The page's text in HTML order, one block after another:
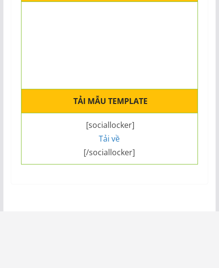
TẢI MẪU TEMPLATE
[sociallocker]
Tải về
[/sociallocker]